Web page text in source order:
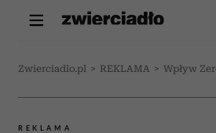
Zwierciadlo.pl > REKLAMA > Wpływ
REKLAMA